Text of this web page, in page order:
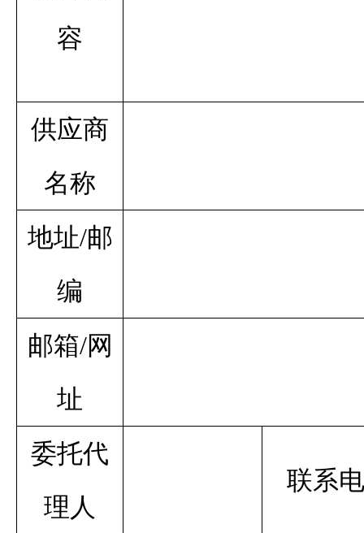
容
供应商
名称
地址/邮
编
邮箱/网
址
委托代
理人
联系